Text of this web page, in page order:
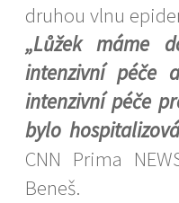
druhou vlnu
„Lůžek máme
intenzivní péče
intenzivní péče
bylo
CNN Prima
Beneš.